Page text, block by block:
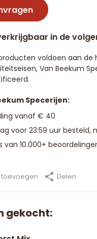
in de
voldoen aan de
Van Beekum
Specerijen:
vanaf € 40
voor 23:59 uur besteld,
van 10.000+
Delen
gekocht: